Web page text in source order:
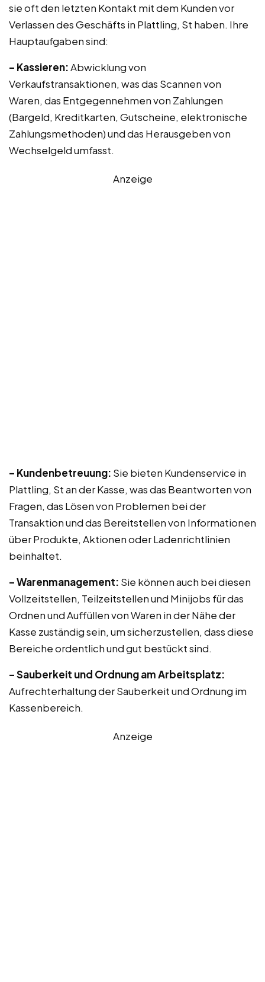
sie oft den letzten Kontakt mit dem Kunden vor
Verlassen des Geschäfts in Plattling, St haben. Ihre
Hauptaufgaben sind:
– Kassieren:Abwicklung von
Verkaufstransaktionen, was das Scannen von
Waren, das Entgegennehmen von Zahlungen
(Bargeld, Kreditkarten, Gutscheine, elektronische
Zahlungsmethoden) und das Herausgeben von
Wechselgeld umfasst.
Anzeige
– Kundenbetreuung: Sie bieten Kundenservice in
Plattling, St an der Kasse, was das Beantworten von
Fragen, das Lösen von Problemen bei der
Transaktion und das Bereitstellen von Informationen
über Produkte, Aktionen oder Ladenrichtlinien
beinhaltet.
– Warenmanagement: Sie können auch bei diesen
Vollzeitstellen, Teilzeitstellen und Minijobs für das
Ordnen und Auffüllen von Waren in der Nähe der
Kasse zuständig sein, um sicherzustellen, dass diese
Bereiche ordentlich und gut bestückt sind.
– Sauberkeit und Ordnung am Arbeitsplatz:
Aufrechterhaltung der Sauberkeit und Ordnung im
Kassenbereich.
Anzeige